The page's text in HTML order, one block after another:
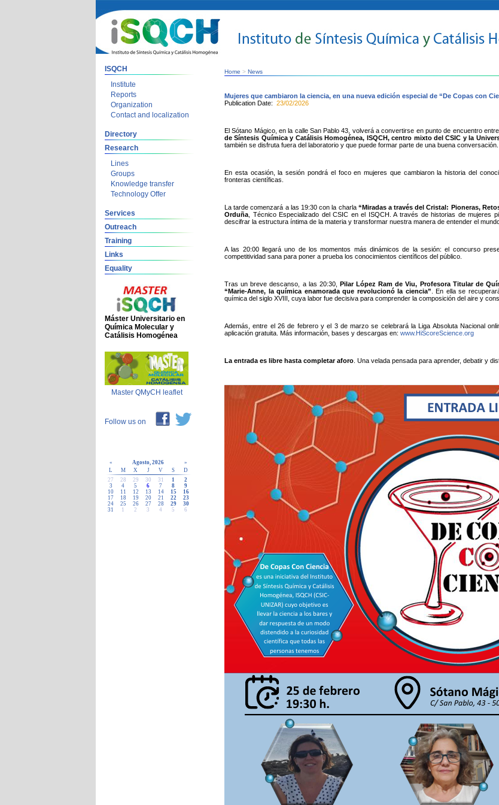
ISQCH
Institute
Reports
Organization
Contact and localization
Directory
Research
Lines
Groups
Knowledge transfer
Technology Offer
Services
Outreach
Training
Links
Equality
Máster Universitario en
Química Molecular y
Catálisis Homogénea
Master QMyCH leaflet
Follow us on
« Agosto, 2026
»
L
M X J V S
D
27
28 29 30 31 1
2
3
4 5 6 7 8
9
10
11 12 13 14 15
16
17
18 19 20 21 22
23
24
25 26 27 28 29
30
31
1 2 3 4 5 6
Home > News
Mujeres que cambiaron la ciencia, en una nueva edición especial de “De Copas con
Publication Date: 23/02/2026
El Sótano Mágico, en la calle San Pablo 43, volverá a convertirse en punto de encuentro
de Síntesis Química y Catálisis Homogénea, ISQCH, centro mixto del CSIC y la
también se disfruta fuera del laboratorio y que puede formar parte de una buena conversación.
En esta ocasión, la sesión pondrá el foco en mujeres que cambiaron la historia del
fronteras científicas.
La tarde comenzará a las 19:30 con la charla “Miradas a través del Cristal: Pioneras,
Orduña , Técnico Especializado del CSIC en el ISQCH. A través de historias de mujeres
descifrar la estructura íntima de la materia y transformar nuestra manera de entender el
A las 20:00 llegará uno de los momentos más dinámicos de la sesión: el concurso
competitividad sana para poner a prueba los conocimientos científicos del público.
Tras un breve descanso, a las 20:30, Pilar López Ram de Viu, Profesora Titular de
“Marie-Anne, la química enamorada que revolucionó la ciencia” . En ella se
química del siglo XVIII, cuya labor fue decisiva para comprender la composición del aire y
Además, entre el 26 de febrero y el 3 de marzo se celebrará la Liga Absoluta Nacional
aplicación gratuita. Más información, bases y descargas en: www.HiScoreScience.org
La entrada es libre hasta completar aforo . Una velada pensada para aprender, debatir y